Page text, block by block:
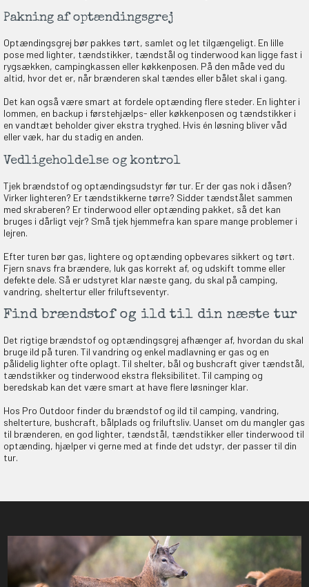
Pakning af optændingsgrej
Optændingsgrej bør pakkes tørt, samlet og let tilgængeligt. En lille
pose med lighter, tændstikker, tændstål og tinderwood kan ligge fast i
rygsækken, campingkassen eller køkkenposen. På den måde ved du
altid, hvor det er, når brænderen skal tændes eller bålet skal i gang.
Det kan også være smart at fordele optænding flere steder. En lighter i
lommen, en backup i førstehjælps- eller køkkenposen og tændstikker i
en vandtæt beholder giver ekstra tryghed. Hvis én løsning bliver våd
eller væk, har du stadig en anden.
Vedligeholdelse og kontrol
Tjek brændstof og optændingsudstyr før tur. Er der gas nok i dåsen?
Virker lighteren? Er tændstikkerne tørre? Sidder tændstålet sammen
med skraberen? Er tinderwood eller optænding pakket, så det kan
bruges i dårligt vejr? Små tjek hjemmefra kan spare mange problemer i
lejren.
Efter turen bør gas, lightere og optænding opbevares sikkert og tørt.
Fjern snavs fra brændere, luk gas korrekt af, og udskift tomme eller
defekte dele. Så er udstyret klar næste gang, du skal på camping,
vandring, sheltertur eller friluftseventyr.
Find brændstof og ild til din næste tur
Det rigtige brændstof og optændingsgrej afhænger af, hvordan du skal
bruge ild på turen. Til vandring og enkel madlavning er gas og en
pålidelig lighter ofte oplagt. Til shelter, bål og bushcraft giver tændstål,
tændstikker og tinderwood ekstra fleksibilitet. Til camping og
beredskab kan det være smart at have flere løsninger klar.
Hos Pro Outdoor finder du brændstof og ild til camping, vandring,
shelterture, bushcraft, bålplads og friluftsliv. Uanset om du mangler gas
til brænderen, en god lighter, tændstål, tændstikker eller tinderwood til
optænding, hjælper vi gerne med at finde det udstyr, der passer til din
tur.